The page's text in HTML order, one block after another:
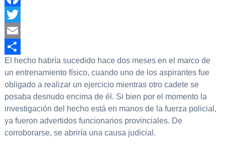
Facebook
Twitter
Email
Compartir
El hecho habría sucedido hace dos meses en el marco de
un entrenamiento físico, cuando uno de los aspirantes fue
obligado a realizar un ejercicio mientras otro cadete se
posaba desnudo encima de él. Si bien por el momento la
investigación del hecho está en manos de la fuerza policial,
ya fueron advertidos funcionarios provinciales. De
corroborarse, se abriría una causa judicial.